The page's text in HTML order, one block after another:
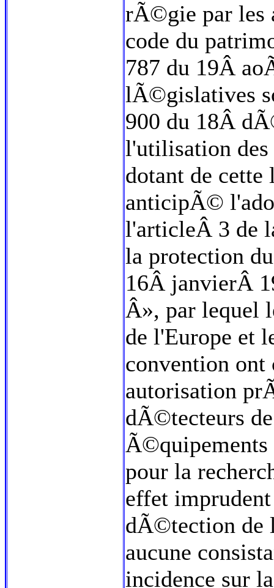
rÃ©gie par les
code du
787 du 19Â
lÃ©gislatives
900 du 18Â
l'utilisation
dotant de
anticipÃ©
l'articleÂ 3 de
la protection
16Â janvierÂ
Â», par lequel
de l'Europe et
convention
autorisation
dÃ©tecteurs
pour la
effet
dÃ©tection de
aucune
incidence sur